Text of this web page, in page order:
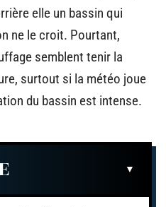
elle un bassin qui
ne le croit. Pourtant,
semblent tenir la
surtout si la météo joue
du bassin est intense.